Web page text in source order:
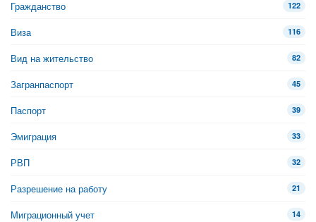
Гражданство 122
Виза 116
Вид на жительство 82
Загранпаспорт 45
Паспорт 39
Эмиграция 33
РВП 32
Разрешение на работу 21
Миграционный учет 14